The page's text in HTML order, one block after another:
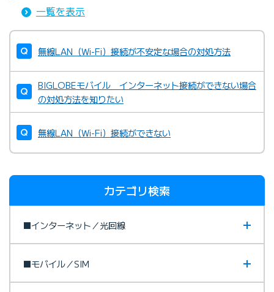
一覧を表示
無線LAN（Wi-Fi）接続が不安定な場合の対処方法
BIGLOBEモバイル インターネット接続ができない場合
の対処方法を知りたい
無線LAN（Wi-Fi）接続ができない
カテゴリ検索
■インターネット／光回線
■モバイル／SIM